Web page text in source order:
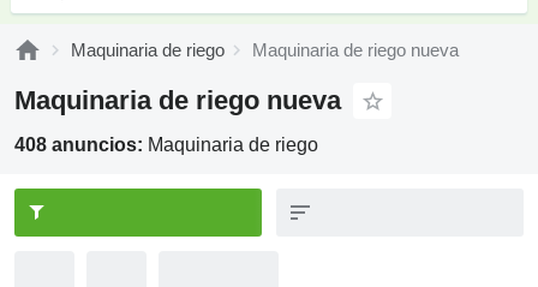
Maquinaria de riego Maquinaria de riego nueva
Maquinaria de riego nueva
408 anuncios: Maquinaria de riego